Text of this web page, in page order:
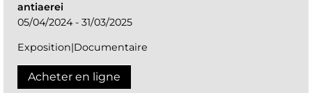
antiaerei
05/04/2024 - 31/03/2025
Exposition|Documentaire
Acheter en ligne